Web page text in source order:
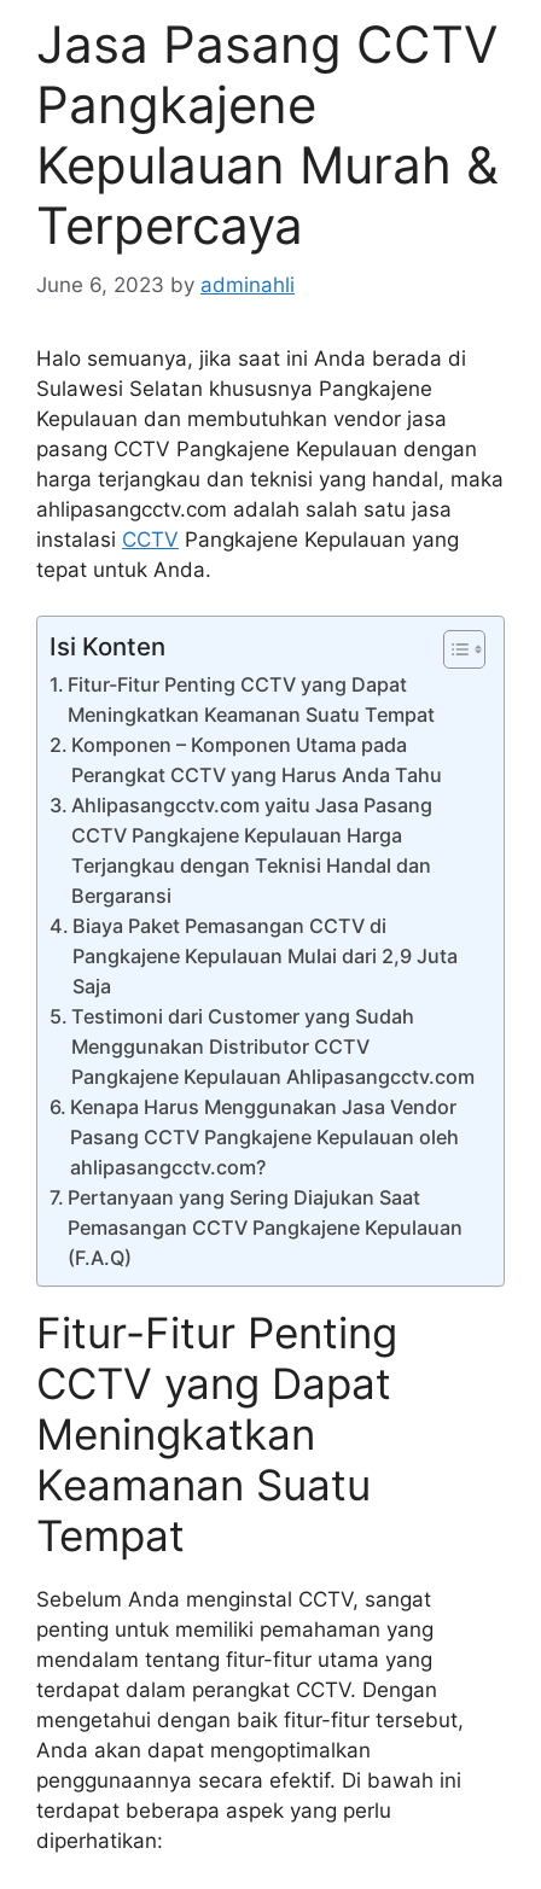
Jasa Pasang CCTV
Pangkajene
Kepulauan Murah &
Terpercaya
June 6, 2023 by adminahli
Halo semuanya, jika saat ini Anda berada di
Sulawesi Selatan khususnya Pangkajene
Kepulauan dan membutuhkan vendor jasa
pasang CCTV Pangkajene Kepulauan dengan
harga terjangkau dan teknisi yang handal, maka
ahlipasangcctv.com adalah salah satu jasa
instalasi CCTV Pangkajene Kepulauan yang
tepat untuk Anda.
Isi Konten
Fitur-Fitur Penting CCTV yang Dapat
Meningkatkan Keamanan Suatu Tempat
Komponen – Komponen Utama pada
Perangkat CCTV yang Harus Anda Tahu
Ahlipasangcctv.com yaitu Jasa Pasang
CCTV Pangkajene Kepulauan Harga
Terjangkau dengan Teknisi Handal dan
Bergaransi
Biaya Paket Pemasangan CCTV di
Pangkajene Kepulauan Mulai dari 2,9 Juta
Saja
Testimoni dari Customer yang Sudah
Menggunakan Distributor CCTV
Pangkajene Kepulauan Ahlipasangcctv.com
Kenapa Harus Menggunakan Jasa Vendor
Pasang CCTV Pangkajene Kepulauan oleh
ahlipasangcctv.com?
Pertanyaan yang Sering Diajukan Saat
Pemasangan CCTV Pangkajene Kepulauan
(F.A.Q)
Fitur-Fitur Penting
CCTV yang Dapat
Meningkatkan
Keamanan Suatu
Tempat
Sebelum Anda menginstal CCTV, sangat
penting untuk memiliki pemahaman yang
mendalam tentang fitur-fitur utama yang
terdapat dalam perangkat CCTV. Dengan
mengetahui dengan baik fitur-fitur tersebut,
Anda akan dapat mengoptimalkan
penggunaannya secara efektif. Di bawah ini
terdapat beberapa aspek yang perlu
diperhatikan: